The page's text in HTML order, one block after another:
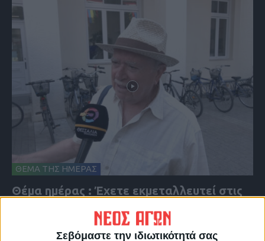
Σεβόμαστε την ιδιωτικότητά σας
ΘΕΜΑ ΤΗΣ ΗΜΕΡΑΣ
Θέμα ημέρας : Έχετε εκμεταλλευτεί στις
θερινές εκπτώσεις για κάποια αγορά;